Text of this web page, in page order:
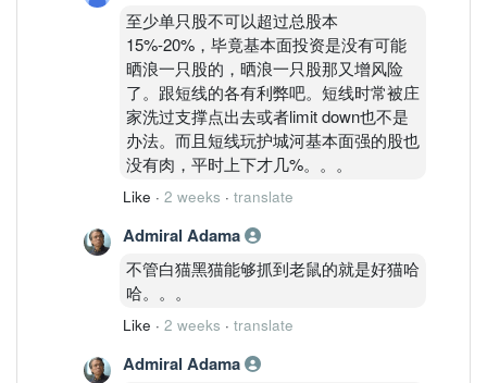
至少单只股不可以超过总股本
15%-20%，毕竟基本面投资是没有可能
晒浪一只股的，晒浪一只股那又增风险
了。跟短线的各有利弊吧。短线时常被庄
家洗过支撑点出去或者limit down也不是
办法。而且短线玩护城河基本面强的股也
没有肉，平时上下才几%。。。
Like · 2 weeks · translate
Admiral Adama
不管白猫黑猫能够抓到老鼠的就是好猫哈
哈。。。
Like · 2 weeks · translate
Admiral Adama